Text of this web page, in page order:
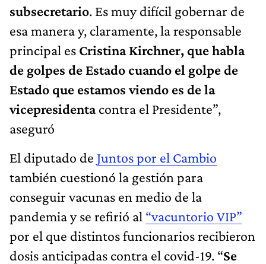
subsecretario. Es muy difícil gobernar de
esa manera y, claramente, la responsable
principal es Cristina Kirchner, que habla
de golpes de Estado cuando el golpe de
Estado que estamos viendo es de la
vicepresidentacontra el Presidente”,
aseguró
El diputado de Juntos por el Cambio
también cuestionó la gestión para
conseguir vacunas en medio de la
pandemia y se refirió al “vacuntorio VIP”
por el que distintos funcionarios recibieron
dosis anticipadas contra el covid-19. “Se